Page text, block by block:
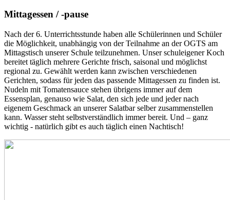
Mittagessen / -pause
Nach der 6. Unterrichtsstunde haben alle Schülerinnen und Schüler
die Möglichkeit, unabhängig von der Teilnahme an der OGTS am
Mittagstisch unserer Schule teilzunehmen. Unser schuleigener Koch
bereitet täglich mehrere Gerichte frisch, saisonal und möglichst
regional zu. Gewählt werden kann zwischen verschiedenen
Gerichten, sodass für jeden das passende Mittagessen zu finden ist.
Nudeln mit Tomatensauce stehen übrigens immer auf dem
Essensplan, genauso wie Salat, den sich jede und jeder nach
eigenem Geschmack an unserer Salatbar selber zusammenstellen
kann. Wasser steht selbstverständlich immer bereit. Und – ganz
wichtig - natürlich gibt es auch täglich einen Nachtisch!